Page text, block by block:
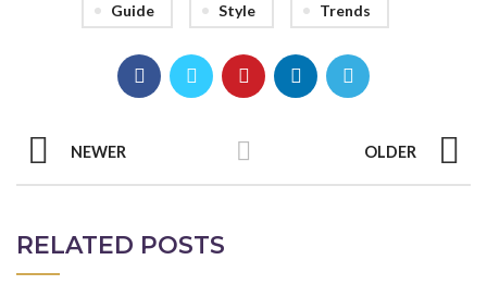
Guide Style Trends
NEWER OLDER
RELATED POSTS